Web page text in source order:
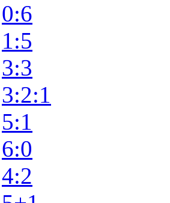
0:6
1:5
3:3
3:2:1
5:1
6:0
4:2